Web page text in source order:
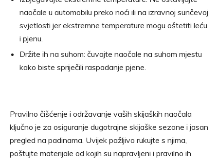
naočale u automobilu preko noći ili na izravnoj sunčevoj
svjetlosti jer ekstremne temperature mogu oštetiti leću
i pjenu.
Držite ih na suhom: čuvajte naočale na suhom mjestu
kako biste spriječili raspadanje pjene.
Pravilno čišćenje i održavanje vaših skijaških naočala
ključno je za osiguranje dugotrajne skijaške sezone i jasan
pregled na padinama. Uvijek pažljivo rukujte s njima,
poštujte materijale od kojih su napravljeni i pravilno ih